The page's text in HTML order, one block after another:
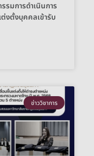
รมการดำเนินการ
งตั้งบุคคลเข้ารับ
ข่าววิชาการ